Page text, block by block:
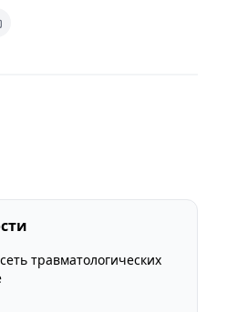
травматологических